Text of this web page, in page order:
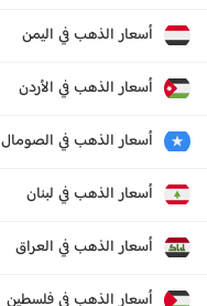
أسعار الذهب في اليمن
أسعار الذهب في الأردن
أسعار الذهب في الصومال
أسعار الذهب في لبنان
أسعار الذهب في العراق
أسعار الذهب في فلسطين